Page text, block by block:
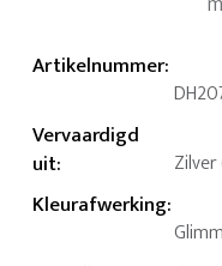
Artikelnummer:
Vervaardigd
uit:
Kleurafwerking: